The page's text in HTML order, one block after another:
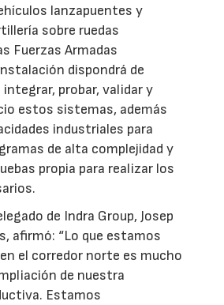
lanzapuentes y
sobre ruedas
Fuerzas Armadas
dispondrá de
integrar, probar, validar y
estos sistemas, además
industriales para
de alta complejidad y
propia para realizar los
de Indra Group, Josep
afirmó: “Lo que estamos
el corredor norte es mucho
de nuestra
Estamos